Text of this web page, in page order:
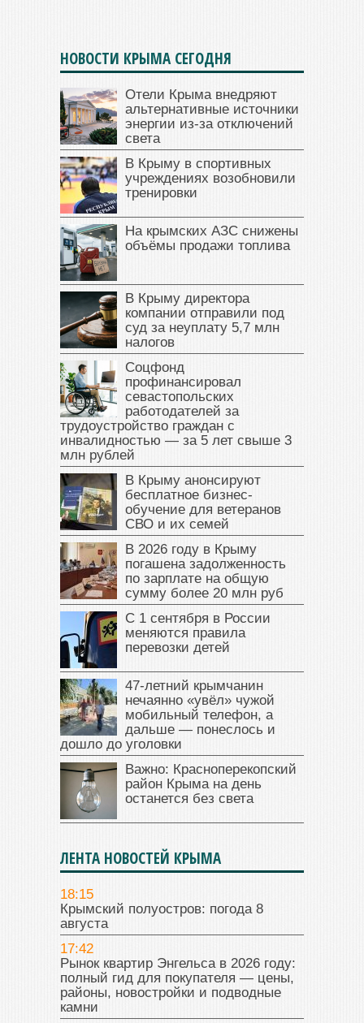
НОВОСТИ КРЫМА СЕГОДНЯ
Отели Крыма внедряют
альтернативные источники
энергии из-за отключений
света
В Крыму в спортивных
учреждениях возобновили
тренировки
На крымских АЗС снижены
объёмы продажи топлива
В Крыму директора
компании отправили под
суд за неуплату 5,7 млн
налогов
Соцфонд
профинансировал
севастопольских
работодателей за
трудоустройство граждан с
инвалидностью — за 5 лет свыше 3
млн рублей
В Крыму анонсируют
бесплатное бизнес-
обучение для ветеранов
СВО и их семей
В 2026 году в Крыму
погашена задолженность
по зарплате на общую
сумму более 20 млн руб
С 1 сентября в России
меняются правила
перевозки детей
47‑летний крымчанин
нечаянно «увёл» чужой
мобильный телефон, а
дальше — понеслось и
дошло до уголовки
Важно: Красноперекопский
район Крыма на день
останется без света
ЛЕНТА НОВОСТЕЙ КРЫМА
18:15
Крымский полуостров: погода 8
августа
17:42
Рынок квартир Энгельса в 2026 году:
полный гид для покупателя — цены,
районы, новостройки и подводные
камни